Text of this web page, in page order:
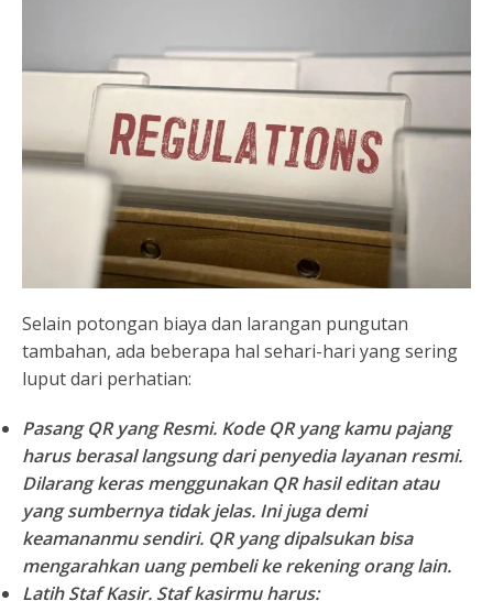
Selain potongan biaya dan larangan pungutan
tambahan, ada beberapa hal sehari-hari yang sering
luput dari perhatian:
Pasang QR yang Resmi. Kode QR yang kamu pajang
harus berasal langsung dari penyedia layanan resmi.
Dilarang keras menggunakan QR hasil editan atau
yang sumbernya tidak jelas. Ini juga demi
keamananmu sendiri. QR yang dipalsukan bisa
mengarahkan uang pembeli ke rekening orang lain.
Latih Staf Kasir. Staf kasirmu harus: